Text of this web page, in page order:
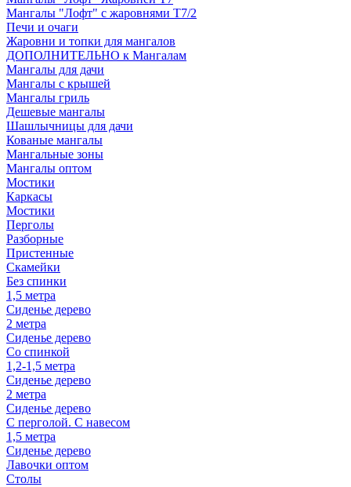
Мангалы "Лофт" с жаровнями Т7/2
Печи и очаги
Жаровни и топки для мангалов
ДОПОЛНИТЕЛЬНО к Мангалам
Мангалы для дачи
Мангалы с крышей
Мангалы гриль
Дешевые мангалы
Шашлычницы для дачи
Кованые мангалы
Мангальные зоны
Мангалы оптом
Мостики
Каркасы
Мостики
Перголы
Разборные
Пристенные
Скамейки
Без спинки
1,5 метра
Сиденье дерево
2 метра
Сиденье дерево
Со спинкой
1,2-1,5 метра
Сиденье дерево
2 метра
Сиденье дерево
С перголой. С навесом
1,5 метра
Сиденье дерево
Лавочки оптом
Столы